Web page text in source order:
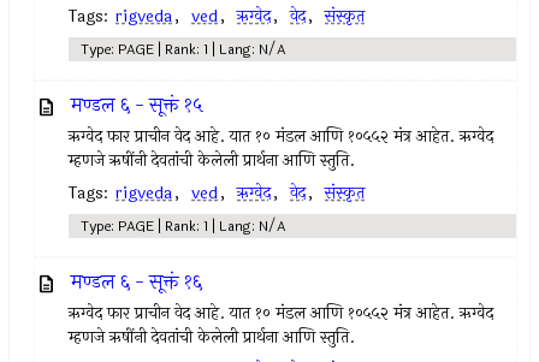
Tags: rigveda, ved, ऋग्वेद, वेद, संस्कृत
Type: PAGE | Rank: 1 | Lang: N/A
मण्डल ६ - सूक्तं १५
ऋग्वेद फार प्राचीन वेद आहे. यात १० मंडल आणि १०५५२ मंत्र आहेत. ऋग्वेद
म्हणजे ऋषींनी देवतांची केलेली प्रार्थना आणि स्तुति.
Tags: rigveda, ved, ऋग्वेद, वेद, संस्कृत
Type: PAGE | Rank: 1 | Lang: N/A
मण्डल ६ - सूक्तं १६
ऋग्वेद फार प्राचीन वेद आहे. यात १० मंडल आणि १०५५२ मंत्र आहेत. ऋग्वेद
म्हणजे ऋषींनी देवतांची केलेली प्रार्थना आणि स्तुति.